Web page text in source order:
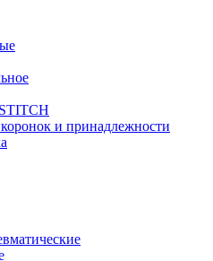
и принадлежности